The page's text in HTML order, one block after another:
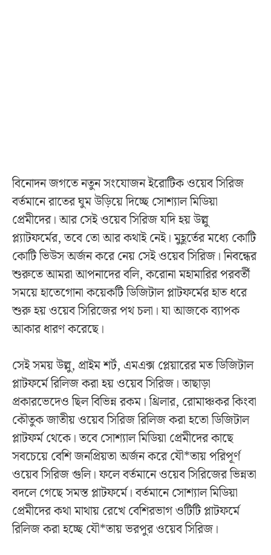
বিনোদন জগতে নতুন সংযোজন ইরোটিক ওয়েব সিরিজ
বর্তমানে রাতের ঘুম উড়িয়ে দিচ্ছে সোশ্যাল মিডিয়া
প্রেমীদের। আর সেই ওয়েব সিরিজ যদি হয় উল্লু
প্ল্যাটফর্মের, তবে তো আর কথাই নেই। মুহূর্তের মধ্যে কোটি
কোটি ভিউস অর্জন করে নেয় সেই ওয়েব সিরিজ। নিবন্ধের
শুরুতে আমরা আপনাদের বলি, করোনা মহামারির পরবর্তী
সময়ে হাতেগোনা কয়েকটি ডিজিটাল প্লাটফর্মের হাত ধরে
শুরু হয় ওয়েব সিরিজের পথ চলা। যা আজকে ব্যাপক
আকার ধারণ করেছে।
সেই সময় উল্লু, প্রাইম শর্ট, এমএক্স প্লেয়ারের মত ডিজিটাল
প্লাটফর্মে রিলিজ করা হয় ওয়েব সিরিজ। তাছাড়া
প্রকারভেদেও ছিল বিভিন্ন রকম। থ্রিলার, রোমাঞ্চকর কিংবা
কৌতুক জাতীয় ওয়েব সিরিজ রিলিজ করা হতো ডিজিটাল
প্লাটফর্ম থেকে। তবে সোশ্যাল মিডিয়া প্রেমীদের কাছে
সবচেয়ে বেশি জনপ্রিয়তা অর্জন করে যৌ*তায় পরিপূর্ণ
ওয়েব সিরিজ গুলি। ফলে বর্তমানে ওয়েব সিরিজের ভিন্নতা
বদলে গেছে সমস্ত প্লাটফর্মে। বর্তমানে সোশ্যাল মিডিয়া
প্রেমীদের কথা মাথায় রেখে বেশিরভাগ ওটিটি প্লাটফর্মে
রিলিজ করা হচ্ছে যৌ*তায় ভরপুর ওয়েব সিরিজ।